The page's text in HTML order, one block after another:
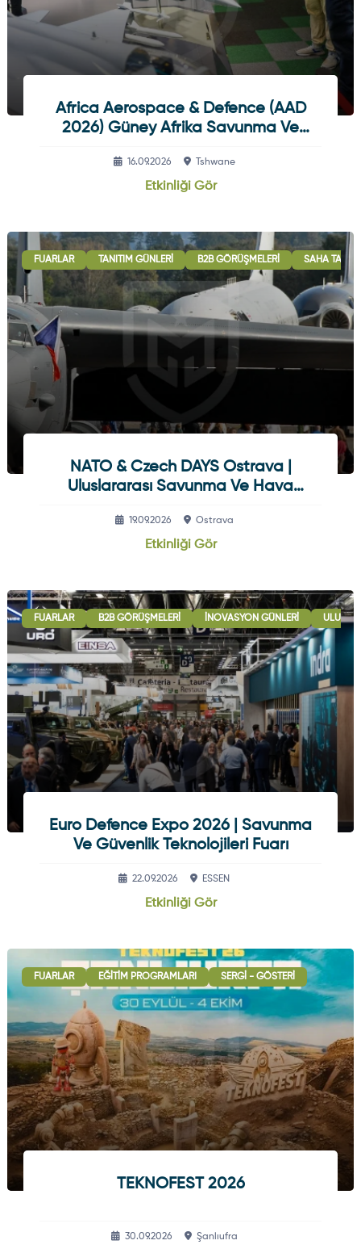
Africa Aerospace & Defence (AAD
2026) Güney Afrika Savunma Ve
16.09.2026 Tshwane
Etkinliği Gör
FUARLAR TANITIM GÜNLERI B2B GÖRÜŞMELERI SAHA
NATO & Czech DAYS Ostrava |
Uluslararası Savunma Ve Hava
19.09.2026 Ostrava
Etkinliği Gör
FUARLAR B2B GÖRÜŞMELERI İNOVASYON GÜNLERI
Euro Defence Expo 2026 | Savunma
Ve Güvenlik Teknolojileri Fuarı
22.09.2026 ESSEN
Etkinliği Gör
FUARLAR EĞITIM PROGRAMLARI SERGI - GÖSTERI
TEKNOFEST 2026
30.09.2026 Şanlıufra